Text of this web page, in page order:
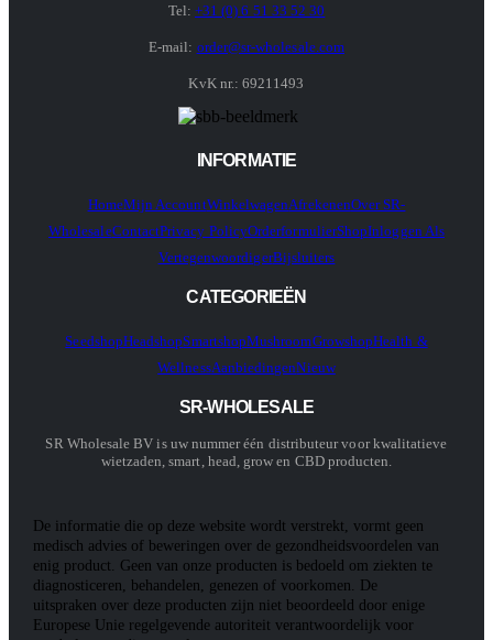
Tel: +31 (0) 6 51 33 52 30
E-mail: order@sr-wholesale.com
KvK nr.: 69211493
INFORMATIE
HomeMijn AccountWinkelwagenAfrekenenOver SR-
WholesaleContactPrivacy PolicyOrderformulierShopInloggen Als
VertegenwoordigerBijsluiters
CATEGORIEËN
SeedshopHeadshopSmartshopMushroomGrowshopHealth &
WellnessAanbiedingenNieuw
SR-WHOLESALE
SR Wholesale BV is uw nummer één distributeur voor kwalitatieve
wietzaden, smart, head, grow en CBD producten.
De informatie die op deze website wordt verstrekt, vormt geen
medisch advies of beweringen over de gezondheidsvoordelen van
enig product. Geen van onze producten is bedoeld om ziekten te
diagnosticeren, behandelen, genezen of voorkomen. De
uitspraken over deze producten zijn niet beoordeeld door enige
Europese Unie regelgevende autoriteit verantwoordelijk voor